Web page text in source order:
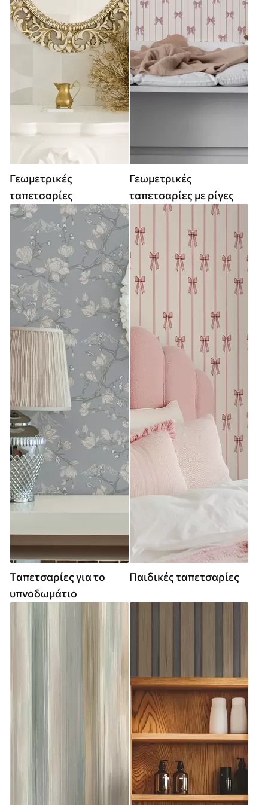
Γεωμετρικές
ταπετσαρίες
Γεωμετρικές
ταπετσαρίες με ρίγες
Ταπετσαρίες για το
υπνοδωμάτιο
Παιδικές ταπετσαρίες